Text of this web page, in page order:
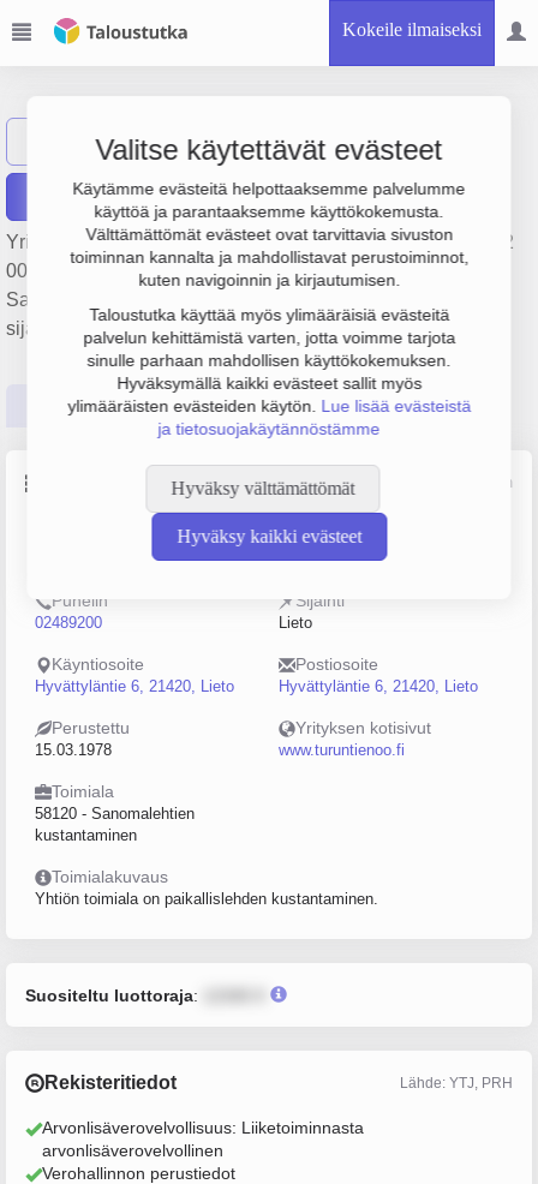
Kokeile ilmaiseksi
Valitse käytettävät evästeet
Käytämme evästeitä helpottaaksemme palvelumme
käyttöä ja parantaaksemme käyttökokemusta.
Välttämättömät evästeet ovat tarvittavia sivuston
toiminnan kannalta ja mahdollistavat perustoiminnot,
kuten navigoinnin ja kirjautumisen.
Taloustutka käyttää myös ylimääräisiä evästeitä
palvelun kehittämistä varten, jotta voimme tarjota
sinulle parhaan mahdollisen käyttökokemuksen.
Hyväksymällä kaikki evästeet sallit myös
ylimääräisten evästeiden käytön. Lue lisää evästeistä
ja tietosuojakäytännöstämme
Hyväksy välttämättömät
Hyväksy kaikki evästeet
Näytä haku Turun Seutu Oy
Raportit
Yrityksen Turun Seutu Oy liikevaihto on 557 000 €, tulos -32
000 € ja henkilöstömäärä 8. Sen päätoimiala on
Sanomalehtien kustantaminen, perustamisvuosi 1978 ja
sijainti Lieto. Yrityksen yhtiömuoto Osakeyhtiö (OY).
Perustiedot Tilinpäätösluvut Päättäjätiedot
Lähde: YTJ, PRH, Traficom
Henkilöstömäärä
5–9
Puhelin
02489200
Sijainti
Lieto
Käyntiosoite
Hyvättyläntie 6, 21420, Lieto
Postiosoite
Hyvättyläntie 6, 21420, Lieto
Perustettu
15.03.1978
Yrityksen kotisivut
www.turuntienoo.fi
Toimiala
58120 - Sanomalehtien
kustantaminen
Toimialakuvaus
Yhtiön toimiala on paikallislehden kustantaminen.
Suositeltu luottoraja:
Rekisteritiedot Lähde: YTJ, PRH
Arvonlisäverovelvollisuus: Liiketoiminnasta
arvonlisäverovelvollinen
Verohallinnon perustiedot